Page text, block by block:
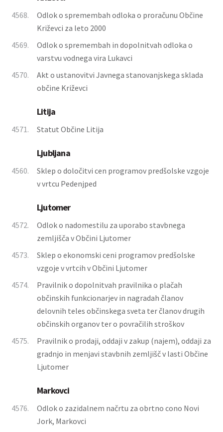
4568.
Odlok o spremembah odloka o proračunu Občine
Križevci za leto 2000
4569.
Odlok o spremembah in dopolnitvah odloka o
varstvu vodnega vira Lukavci
4570.
Akt o ustanovitvi Javnega stanovanjskega sklada
občine Križevci
Litija
4571. Statut Občine Litija
Ljubljana
4560.
Sklep o določitvi cen programov predšolske vzgoje
v vrtcu Pedenjped
Ljutomer
4572.
Odlok o nadomestilu za uporabo stavbnega
zemljišča v Občini Ljutomer
4573.
Sklep o ekonomski ceni programov predšolske
vzgoje v vrtcih v Občini Ljutomer
4574.
Pravilnik o dopolnitvah pravilnika o plačah
občinskih funkcionarjev in nagradah članov
delovnih teles občinskega sveta ter članov drugih
občinskih organov ter o povračilih stroškov
4575.
Pravilnik o prodaji, oddaji v zakup (najem), oddaji za
gradnjo in menjavi stavbnih zemljišč v lasti Občine
Ljutomer
Markovci
4576.
Odlok o zazidalnem načrtu za obrtno cono Novi
Jork, Markovci